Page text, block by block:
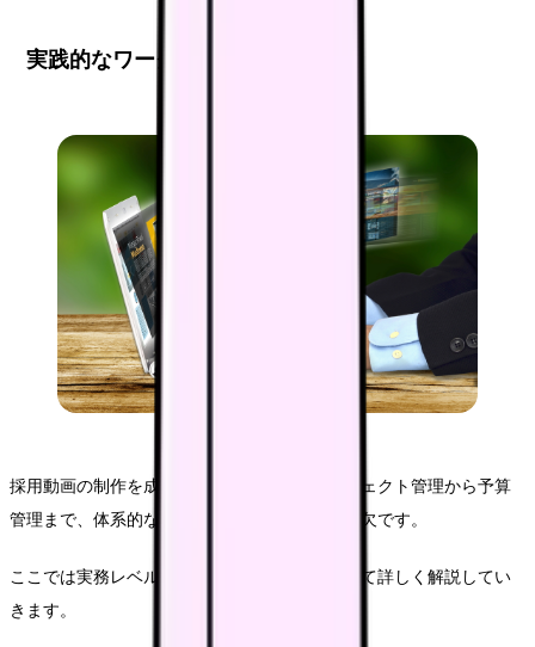
実践的なワークフロー
採用動画の制作を成功に導くためには、プロジェクト管理から予算
管理まで、体系的なワークフローの構築が不可欠です。
ここでは実務レベルでの具体的な進め方について詳しく解説してい
きます。